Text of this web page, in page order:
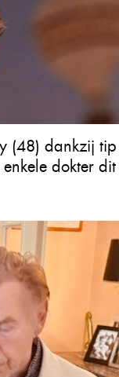
(48) dankzij tip
dokter dit